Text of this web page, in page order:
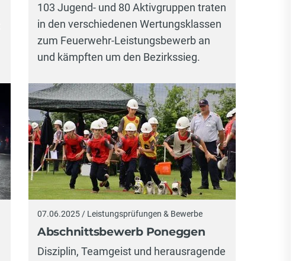
103 Jugend- und 80 Aktivgruppen traten
in den verschiedenen Wertungsklassen
zum Feuerwehr-Leistungsbewerb an
und kämpften um den Bezirkssieg.
07.06.2025 / Leistungsprüfungen & Bewerbe
Abschnittsbewerb Poneggen
Disziplin, Teamgeist und herausragende